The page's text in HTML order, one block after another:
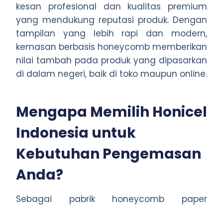
kesan profesional dan kualitas premium
yang mendukung reputasi produk. Dengan
tampilan yang lebih rapi dan modern,
kemasan berbasis honeycomb memberikan
nilai tambah pada produk yang dipasarkan
di dalam negeri, baik di toko maupun online.
Mengapa Memilih Honicel
Indonesia untuk
Kebutuhan Pengemasan
Anda?
Sebagai pabrik honeycomb paper